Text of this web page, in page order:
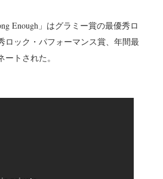
Enough」はグラミー賞の最優秀ロ
ロック・パフォーマンス賞、年間最
トされた。